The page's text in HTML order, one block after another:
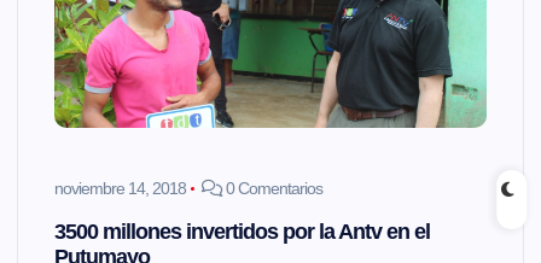
noviembre 14, 2018 0 Comentarios
3500 millones invertidos por la Antv en el
Putumayo